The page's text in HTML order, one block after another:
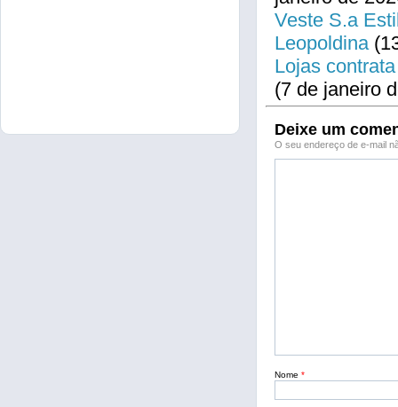
Veste S.a
Leopoldina
Lojas
(7 de janeiro
Deixe um
O seu endereço de e-mail
Nome *